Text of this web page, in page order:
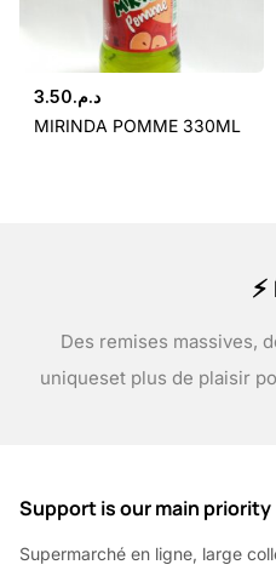
د.م.3.50
MIRINDA POMME 330ML
Des remises massives,
uniqueset plus de plaisir
Support is our main priority
Supermarché en ligne, large